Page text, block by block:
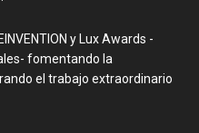
y Lux Awards -
fomentando la
el trabajo extraordinario